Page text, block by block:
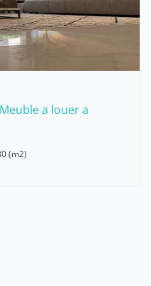
a louer a
(m2)